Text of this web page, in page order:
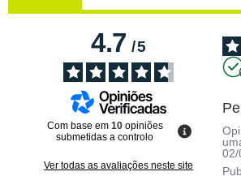
4.7/5
Com base em 10 opiniões
submetidas a controlo
Ver todas as avaliações neste site
02/